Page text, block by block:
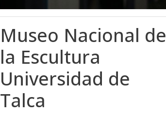
Museo Nacional de
la Escultura
Universidad de
Talca